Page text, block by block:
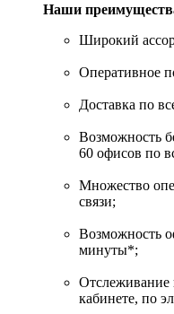
Наши
Широкий
Оперативное
Доставка по
Возможность
60 офисов по
Множество
связи;
Возможность
минуты*;
Отслеживание
кабинете, по